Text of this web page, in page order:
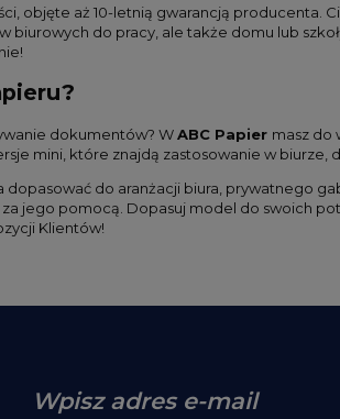
objęte aż 10-letnią gwarancją producenta.
do pracy, ale także domu lub
dokumentów? WABC Papier masz do
mini, które znajdą zastosowanie w biurze,
do aranżacji biura, prywatnego
jego pomocą. Dopasuj model do swoich
Klientów!